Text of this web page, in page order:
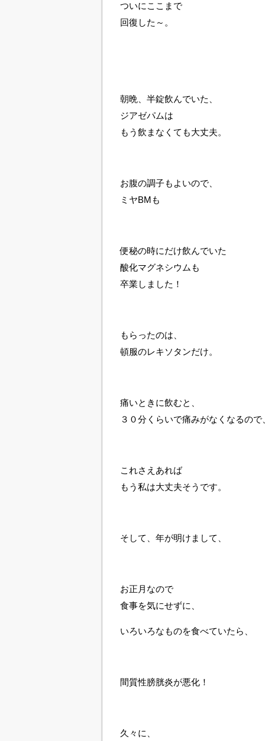
ついにここまで
回復した～。
朝晩、半錠飲んでいた、
ジアゼパムは
もう飲まなくても大丈夫。
お腹の調子もよいので、
ミヤBMも
便秘の時にだけ飲んでいた
酸化マグネシウムも
卒業しました！
もらったのは、
頓服のレキソタンだけ。
痛いときに飲むと、
３０分くらいで痛みがなくなるので
これさえあれば
もう私は大丈夫そうです。
そして、年が明けまして、
お正月なので
食事を気にせずに、
いろいろなものを食べていたら、
間質性膀胱炎が悪化！
久々に、